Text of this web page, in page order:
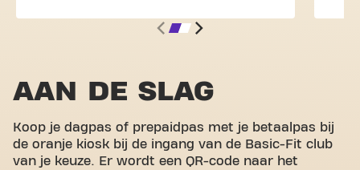
AAN DE SLAG
Koop je dagpas of prepaidpas met je betaalpas bij
de oranje kiosk bij de ingang van de Basic-Fit club
van je keuze. Er wordt een QR-code naar het